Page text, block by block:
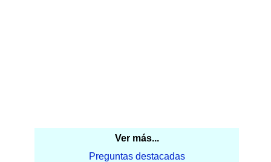
Ver más...
Preguntas destacadas